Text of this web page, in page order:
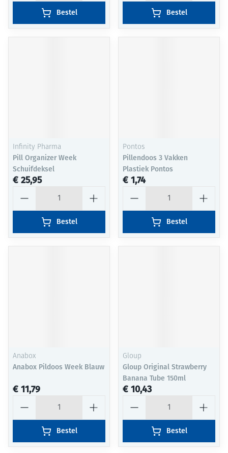
Bestel Bestel
Infinity Pharma
Pill Organizer Week
Schuifdeksel
€ 25,95
Bestel
Pontos
Pillendoos 3 Vakken
Plastiek Pontos
€ 1,74
Bestel
Anabox
Anabox Pildoos Week Blauw
€ 11,79
Bestel
Gloup
Gloup Original Strawberry
Banana Tube 150ml
€ 10,43
Bestel